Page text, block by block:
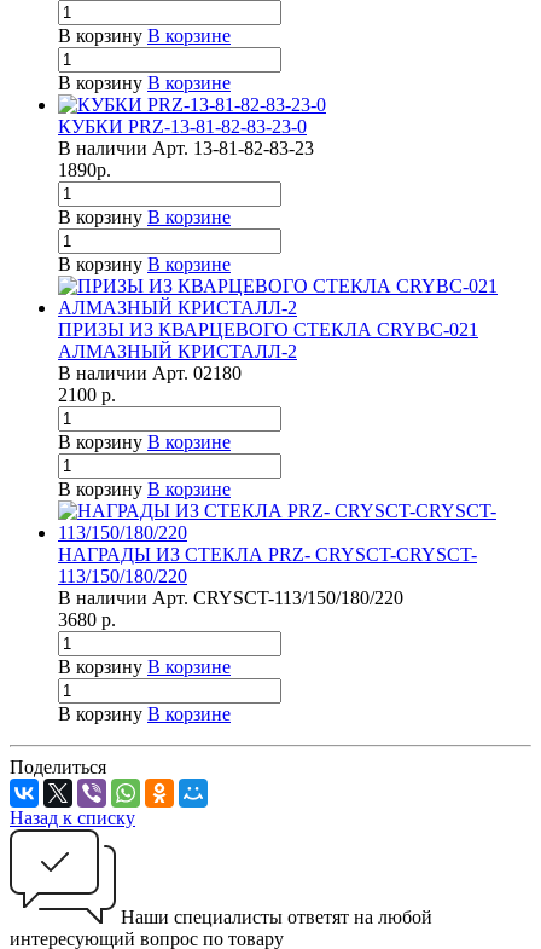
В корзину В корзине
В корзину В корзине
КУБКИ PRZ-13-81-82-83-23-0
В наличии Арт. 13-81-82-83-23
1890р.
В корзину В корзине
В корзину В корзине
ПРИЗЫ ИЗ КВАРЦЕВОГО СТЕКЛА CRYBC-021
АЛМАЗНЫЙ КРИСТАЛЛ-2
В наличии Арт. 02180
2100 р.
В корзину В корзине
В корзину В корзине
НАГРАДЫ ИЗ СТЕКЛА PRZ- CRYSCT-CRYSCT-
113/150/180/220
В наличии Арт. CRYSCT-113/150/180/220
3680 р.
В корзину В корзине
В корзину В корзине
Поделиться
Назад к списку
Наши специалисты ответят на любой
интересующий вопрос по товару